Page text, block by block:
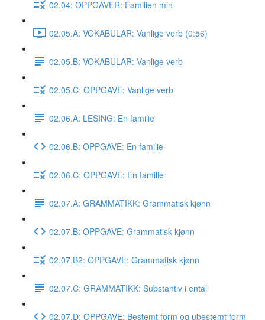
02.04: OPPGAVER: Familien min
02.05.A: VOKABULAR: Vanlige verb (0:56)
02.05.B: VOKABULAR: Vanlige verb
02.05.C: OPPGAVE: Vanlige verb
02.06.A: LESING: En familie
02.06.B: OPPGAVE: En familie
02.06.C: OPPGAVE: En familie
02.07.A: GRAMMATIKK: Grammatisk kjønn
02.07.B: OPPGAVE: Grammatisk kjønn
02.07.B2: OPPGAVE: Grammatisk kjønn
02.07.C: GRAMMATIKK: Substantiv i entall
02.07.D: OPPGAVE: Bestemt form og ubestemt form